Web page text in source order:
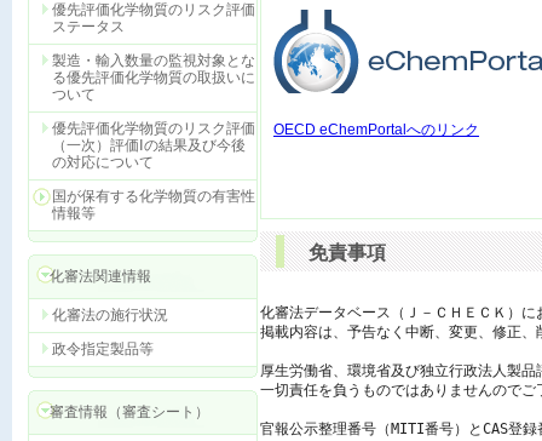
優先評価化学物質のリスク評価
ステータス
製造・輸入数量の監視対象とな
る優先評価化学物質の取扱いに
ついて
優先評価化学物質のリスク評価
（一次）評価Ⅰの結果及び今後
の対応について
国が保有する化学物質の有害性
情報等
化審法関連情報
化審法の施行状況
政令指定製品等
審査情報（審査シート）
OECD eChemPortalへのリンク
免責事項
化審法データベース（Ｊ－ＣＨＥＣＫ）
掲載内容は、予告なく中断、変更、修正
厚生労働省、環境省及び独立行政法人製
一切責任を負うものではありませんのでご
官報公示整理番号（MITI番号）とCAS登